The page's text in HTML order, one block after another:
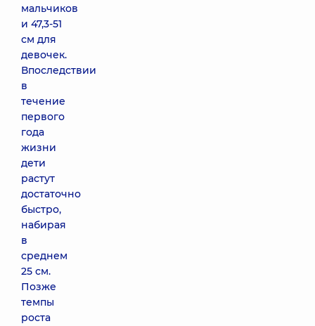
мальчиков
и 47,3-51
см для
девочек.
Впоследствии
в
течение
первого
года
жизни
дети
растут
достаточно
быстро,
набирая
в
среднем
25 см.
Позже
темпы
роста